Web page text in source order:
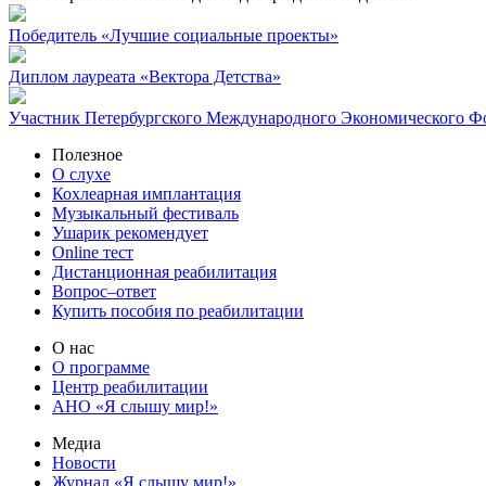
Победитель «Лучшие социальные проекты»
Диплом лауреата «Вектора Детства»
Участник Петербургского Международного Экономического
Полезное
О слухе
Кохлеарная имплантация
Музыкальный фестиваль
Ушарик рекомендует
Online тест
Дистанционная реабилитация
Вопрос–ответ
Купить пособия по реабилитации
О нас
О программе
Центр реабилитации
АНО «Я слышу мир!»
Медиа
Новости
Журнал «Я слышу мир!»